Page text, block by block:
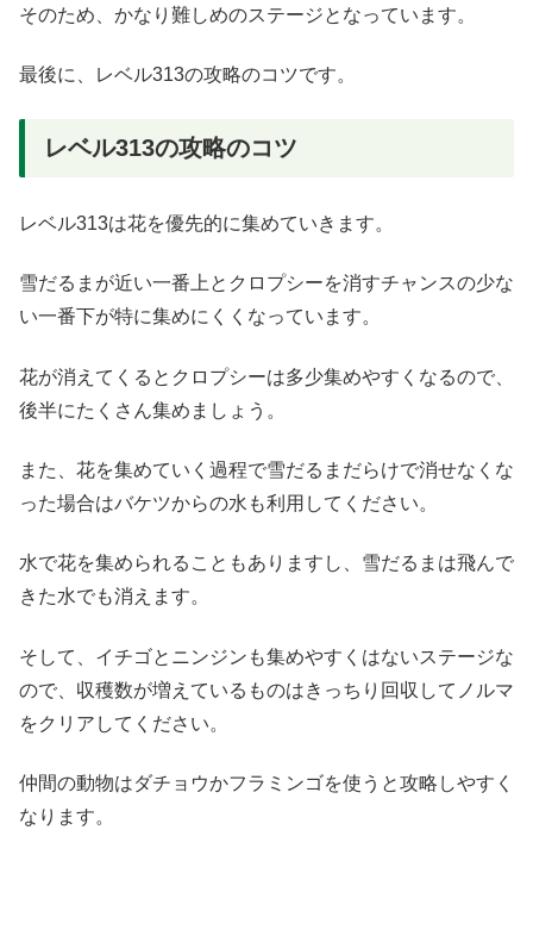
そのため、かなり難しめのステージとなっています。
最後に、レベル313の攻略のコツです。
レベル313の攻略のコツ
レベル313は花を優先的に集めていきます。
雪だるまが近い一番上とクロプシーを消すチャンスの少な
い一番下が特に集めにくくなっています。
花が消えてくるとクロプシーは多少集めやすくなるので、
後半にたくさん集めましょう。
また、花を集めていく過程で雪だるまだらけで消せなくな
った場合はバケツからの水も利用してください。
水で花を集められることもありますし、雪だるまは飛んで
きた水でも消えます。
そして、イチゴとニンジンも集めやすくはないステージな
ので、収穫数が増えているものはきっちり回収してノルマ
をクリアしてください。
仲間の動物はダチョウかフラミンゴを使うと攻略しやすく
なります。